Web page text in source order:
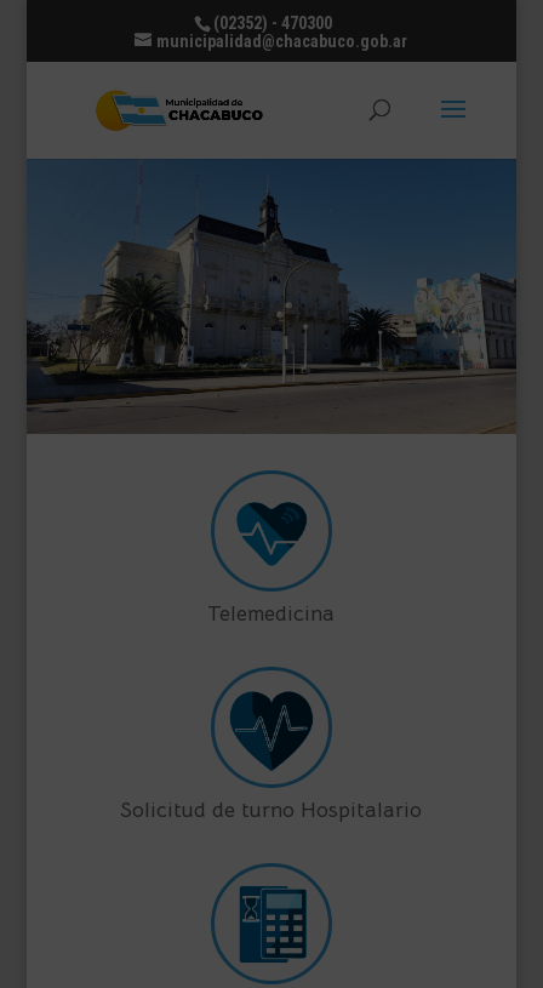
(02352) - 470300
municipalidad@chacabuco.gob.ar
Telemedicina
Solicitud de turno Hospitalario